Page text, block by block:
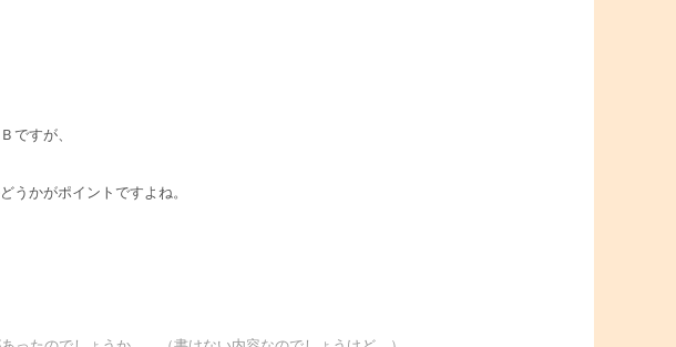
ですが、
かがポイントですよね。